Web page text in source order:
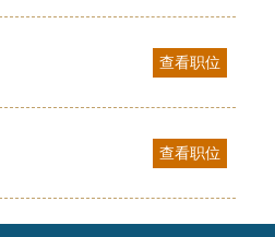
查看职位
查看职位